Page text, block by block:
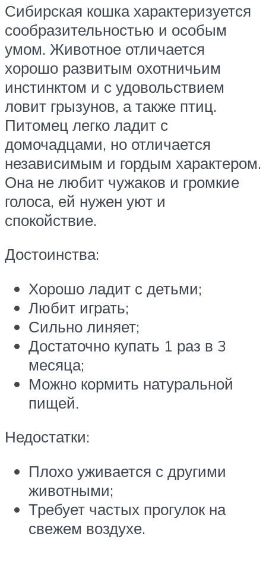
Сибирская кошка характеризуется
сообразительностью и особым
умом. Животное отличается
хорошо развитым охотничьим
инстинктом и с удовольствием
ловит грызунов, а также птиц.
Питомец легко ладит с
домочадцами, но отличается
независимым и гордым характером.
Она не любит чужаков и громкие
голоса, ей нужен уют и
спокойствие.
Достоинства:
Хорошо ладит с детьми;
Любит играть;
Сильно линяет;
Достаточно купать 1 раз в 3
месяца;
Можно кормить натуральной
пищей.
Недостатки:
Плохо уживается с другими
животными;
Требует частых прогулок на
свежем воздухе.